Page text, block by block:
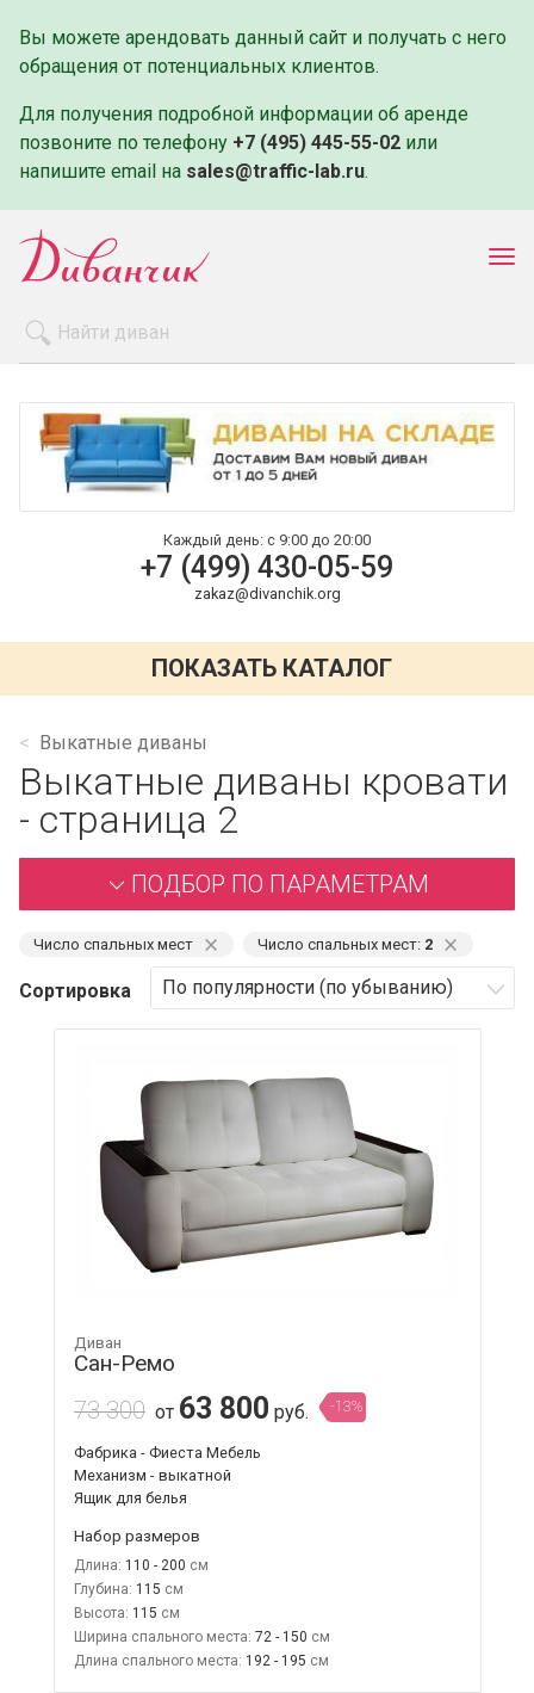
Вы можете арендовать данный сайт и получать с него
обращения от потенциальных клиентов.
Для получения подробной информации об аренде
позвоните по телефону +7 (495) 445-55-02 или
напишите email на sales@traffic-lab.ru.
Оплата и доставка
Контакты
Каждый день: с 9:00 до 20:00
+7 (499) 430-05-59
zakaz@divanchik.org
ПОКАЗАТЬ КАТАЛОГ
Выкатные диваны
Выкатные диваны кровати
- страница 2
ПОДБОР ПО ПАРАМЕТРАМ
Число спальных мест ⨯ Число спальных мест: 2 ⨯
Сортировка
Диван
Сан-Ремо
73 300 от 63 800 руб. -13%
Фабрика - Фиеста Мебель
Механизм - выкатной
Ящик для белья
Набор размеров
Длина: 110 - 200
Глубина: 115
Высота: 115
Ширина спального места: 72 - 150
Длина спального места: 192 - 195